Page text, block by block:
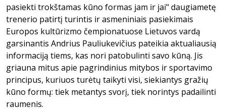
pasiekti trokštamas kūno formas jam ir jai" daugiametę
trenerio patirtį turintis ir asmeniniais pasiekimais
Europos kultūrizmo čempionatuose Lietuvos vardą
garsinantis Andrius Pauliukevičius pateikia aktualiausią
informaciją tiems, kas nori patobulinti savo kūną. Jis
griauna mitus apie pagrindinius mitybos ir sportavimo
principus, kuriuos turėtų taikyti visi, siekiantys gražių
kūno formų: tiek metantys svorį, tiek norintys padailinti
raumenis.